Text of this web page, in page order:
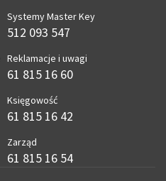
Systemy Master Key
512 093 547
Reklamacje i uwagi
61 815 16 60
Księgowość
61 815 16 42
Zarząd
61 815 16 54